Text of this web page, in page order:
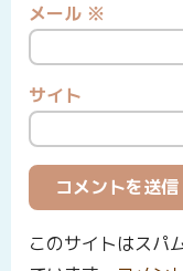
メール ※
サイト
このサイトはスパ